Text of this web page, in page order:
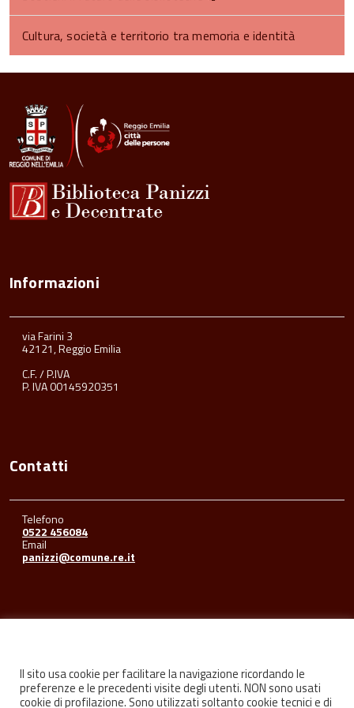
Cultura, società e territorio tra memoria e identità
Informazioni
via Farini 3
42121, Reggio Emilia
C.F. / P.IVA
P. IVA 00145920351
Contatti
Telefono
0522 456084
Email
panizzi@comune.re.it
FacebookYoutubeInstagram
Il sito usa cookie per facilitare la navigazione ricordando le
preferenze e le precedenti visite degli utenti. NON sono usati
cookie di profilazione. Sono utilizzati soltanto cookie tecnici e di